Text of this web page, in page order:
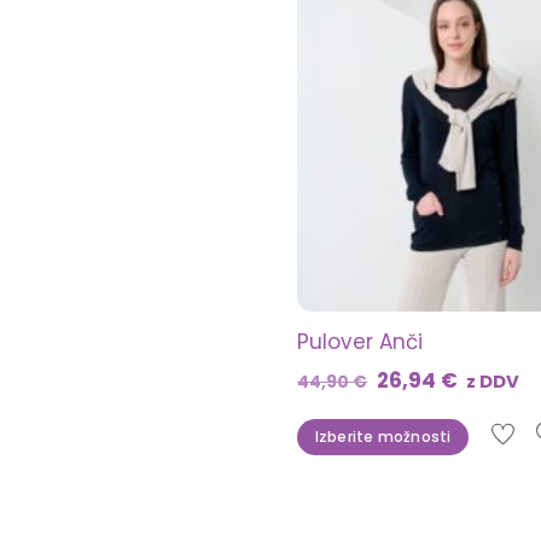
Pulover Anči
44,90€ Izvirna
je
26,94 €
je:
z DDV
Izberite možnosti
Ta